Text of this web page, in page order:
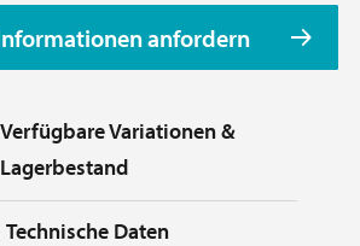
anfordern
Verfügbare Variationen &
Lagerbestand
Technische Daten